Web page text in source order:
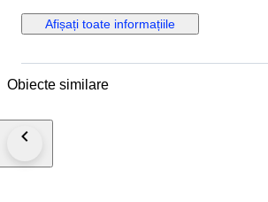
Afișați toate informațiile
Obiecte similare